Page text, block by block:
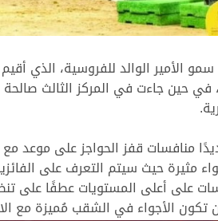
في حين جاءت في المركز الثالث
منافسات قفز الحواجز على موعد
مثيرة حيث سيتم التعرف على
أعلى المستويات عطفًا على
تكون الأجواء في الشقب مُميزة مع